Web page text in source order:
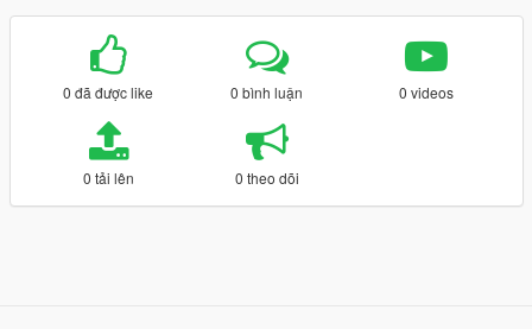
0 đã được like 0 bình luận 0 videos
0 tải lên 0 theo dõi